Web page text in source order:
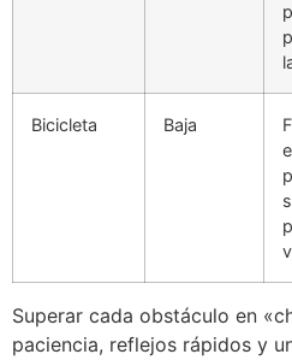
Bicicleta Baja
Superar cada obstáculo en
paciencia, reflejos rápidos y